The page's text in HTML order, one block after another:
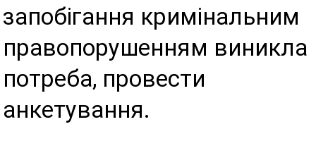
запобігання кримінальним
правопорушенням виникла
потреба, провести
анкетування.